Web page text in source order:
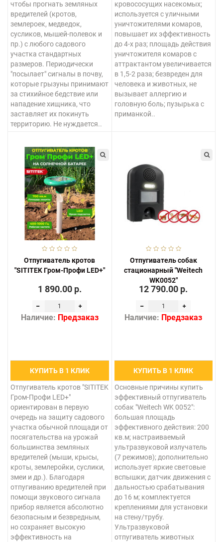
чтобы прогнать земляных
вредителей (кротов,
землероек, медведок,
сусликов, мышей-полевок и
пр.) с любого садового
участка стандартных
размеров. Периодически
"посылает" сигналы в почву,
которые грызуны принимают
за стихийное бедствие или
нападение хищника, что
заставляет их покинуть
территорию. Не нуждается..
кровососущих насекомых;
используется с уличными
уничтожителями комаров,
повышает их эффективность
до 4-х раз; площадь действия
уничтожителя комаров с
аттрактантом увеличивается
в 1,5-2 раза; безвреден для
человека и животных, не
вызывает аллергию и
головную боль; пузырька с
приманкой..
Отпугиватель кротов
"SITITEK Гром-Профи LED+"
1 890.00 р.
Наличие: Предзаказ
КУПИТЬ В 1 КЛИК
Отпугиватель кротов "SITITEK
Гром-Профи LED+"
ориентирован в первую
очередь на защиту садового
участка обычной площади от
посягательства на урожай
большинства земляных
вредителей (мыши, крысы,
кроты, землеройки, суслики,
змеи и др.). Благодаря
отпугиванию вредителей при
помощи звукового сигнала
прибор является абсолютно
безопасным и безвредным,
но сохраняет высокую
эффективность на
Отпугиватель собак
стационарный "Weitech
WK0052"
12 790.00 р.
Наличие: Предзаказ
КУПИТЬ В 1 КЛИК
Основные причины купить
эффективный отпугиватель
собак "Weitech WK 0052":
большая площадь
эффективного действия: 200
кв.м; настраиваемый
ультразвуковой излучатель
(7 режимов); дополнительно
использует яркие световые
вспышки; датчик движения с
дальностью срабатывания
до 16 м; комплектуется
креплениями для установки
на стену/трубу.
Ультразвуковой
отпугиватель животных